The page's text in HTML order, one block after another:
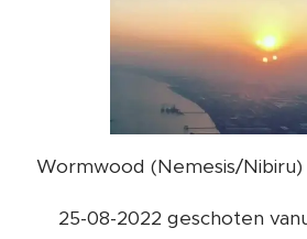
Wormwood (Nemesis/
25-08-2022 geschoten